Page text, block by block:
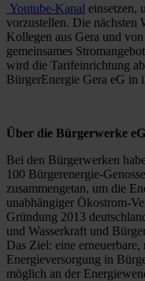
Youtube-Kanal einsetzen,
vorzustellen. Die nächsten
Kollegen aus Gera und
gemeinsames
wird die Tarifeinrichtung
BürgerEnergie Gera eG in
Über die Bürgerwerke eG
Bei den Bürgerwerken
100 Bürgerenergie-
zusammengetan, um die
unabhängiger Ökostrom-
Gründung 2013
und Wasserkraft und
Das Ziel: eine
Energieversorgung in
möglich an der